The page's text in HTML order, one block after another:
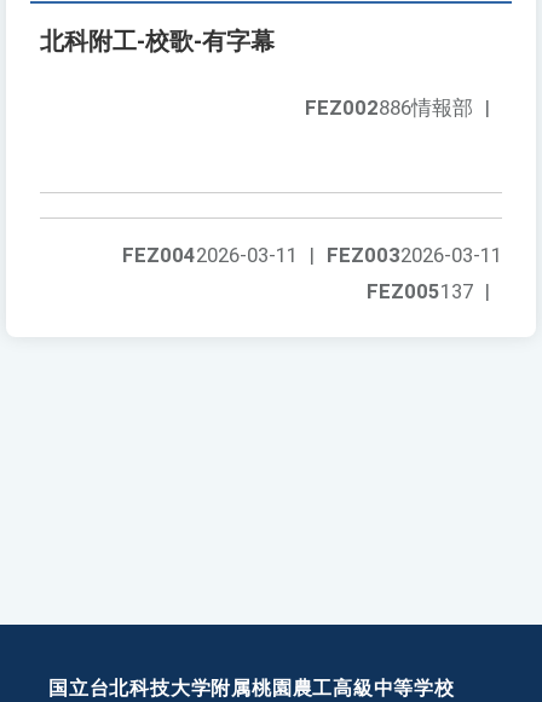
北科附工-校歌-有字幕
FEZ002886情報部 |
FEZ0032026-03-11
FEZ0042026-03-11
|
FEZ005137 |
国立台北科技大学附属桃園農工高級中等学校